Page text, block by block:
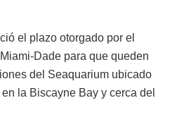
el plazo otorgado por el
Dade para que queden
del Seaquarium ubicado
la Biscayne Bay y cerca del